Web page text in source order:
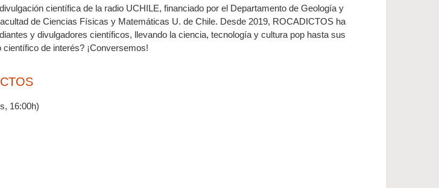
científica de la radio UCHILE, financiado por el Departamento de Geología y
de Ciencias Físicas y Matemáticas U. de Chile. Desde 2019, ROCADICTOS ha
y divulgadores científicos, llevando la ciencia, tecnología y cultura pop hasta sus
de interés? ¡Conversemos!
16:00h)